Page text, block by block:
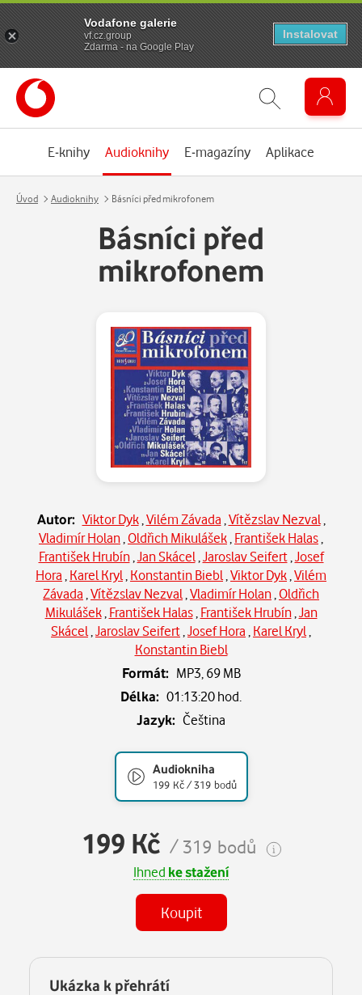
E-knihy Audioknihy E-magazíny Aplikace
Úvod Audioknihy Básníci před mikrofonem
Básníci před
mikrofonem
Autor: Viktor Dyk, Vilém Závada Vítězslav Nezval
Vladimír Holan Oldřich Mikulášek František Halas
František Hrubín, Jan Skácel Jaroslav Seifert, Josef
Hora Karel Kryl Konstantin Biebl Viktor Dyk Vilém
Závada Vítězslav Nezval Vladimír Holan Oldřich
Mikulášek, František Halas, František Hrubín, Jan
Skácel Jaroslav Seifert Josef Hora Karel Kryl
Konstantin Biebl
Formát: MP3, 69 MB
Délka: 01:13:20 hod.
Jazyk: Čeština
Audiokniha
199 Kč / 319 bodů
199 Kč / 319 bodů
Ihned ke stažení
Koupit
Některé kapitoly již máte zakoupeny.
Ukázka k přehrátí
Vodafone galerie
vf.cz.group
Zdarma - na Google Play
Instalovat